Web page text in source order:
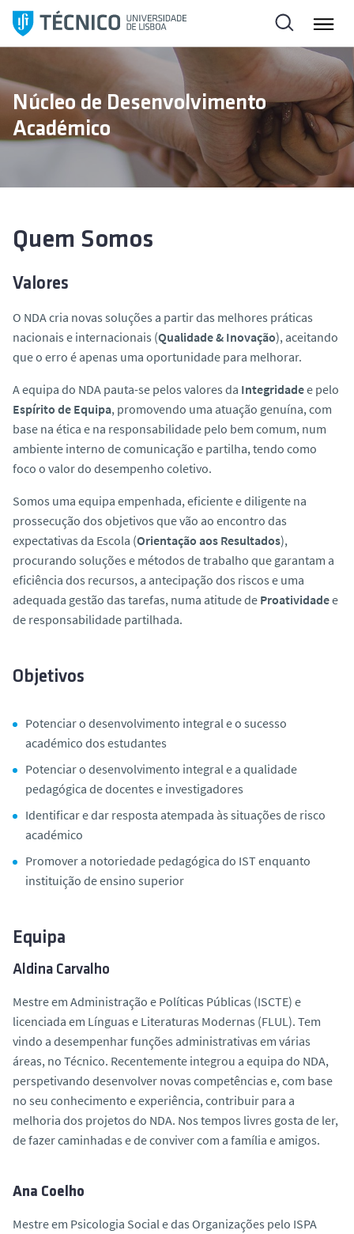
l
a
a
a
Núcleo de Desenvolvimento
Académico
Quem Somos
Valores
O NDA cria novas soluções a partir das melhores práticas
nacionais e internacionais (Qualidade & Inovação), aceitando
que o erro é apenas uma oportunidade para melhorar.
A equipa do NDA pauta-se pelos valores da Integridadee pelo
Espírito de Equipa, promovendo uma atuação genuína, com
base na ética e na responsabilidade pelo bem comum, num
ambiente interno de comunicação e partilha, tendo como
foco o valor do desempenho coletivo.
Somos uma equipa empenhada, eficiente e diligente na
prossecução dos objetivos que vão ao encontro das
expectativas da Escola (Orientação aos Resultados),
procurando soluções e métodos de trabalho que garantam a
eficiência dos recursos, a antecipação dos riscos e uma
adequada gestão das tarefas, numa atitude de Proatividadee
de responsabilidade partilhada.
Objetivos
Potenciar o desenvolvimento integral e o sucesso
académico dos estudantes
Potenciar o desenvolvimento integral e a qualidade
pedagógica de docentes e investigadores
Identificar e dar resposta atempada às situações de risco
académico
Promover a notoriedade pedagógica do IST enquanto
instituição de ensino superior
Equipa
Aldina Carvalho
Mestre em Administração e Políticas Públicas (ISCTE) e
licenciada em Línguas e Literaturas Modernas (FLUL). Tem
vindo a desempenhar funções administrativas em várias
áreas, no Técnico. Recentemente integrou a equipa do NDA,
perspetivando desenvolver novas competências e, com base
no seu conhecimento e experiência, contribuir para a
melhoria dos projetos do NDA. Nos tempos livres gosta de ler,
de fazer caminhadas e de conviver com a família e amigos.
Ana Coelho
Mestre em Psicologia Social e das Organizações pelo ISPA